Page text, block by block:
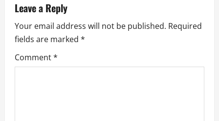
n
a
v
i
Leave a Reply
Your email address will not be published. Required
fields are marked *
Comment*